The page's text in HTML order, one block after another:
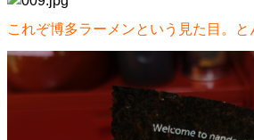
これぞ博多ラーメンという見た目。